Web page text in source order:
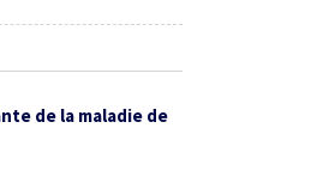
de la maladie de